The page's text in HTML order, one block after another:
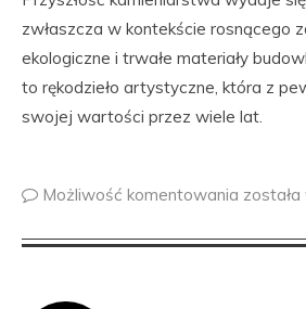
zwłaszcza w kontekście rosnącego
ekologiczne i trwałe materiały
to rękodzieło artystyczne, która z
swojej wartości przez wiele lat.
Możliwość komentowania została